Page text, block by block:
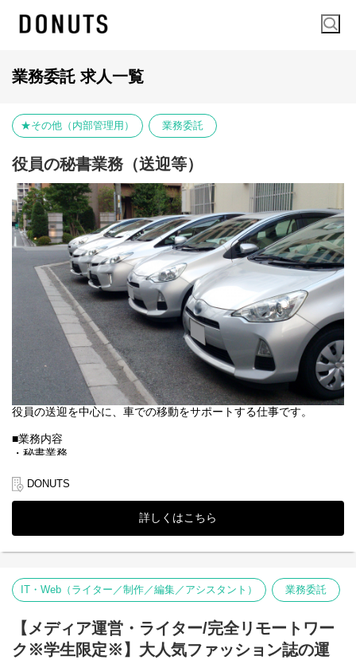
業務委託 求人一覧
★その他（内部管理用） 業務委託
役員の秘書業務（送迎等）
役員の送迎を中心に、車での移動をサポートする仕事です。
■業務内容
・秘書業務
・取引先とのイベントや外出前後の送迎
・服装、髪型基本自由
車の運転が好きな方、安全運転ができる方を募集します。
DONUTS
詳しくはこちら
IT・Web（ライター／制作／編集／アシスタント） 業務委託
【メディア運営・ライター/完全リモートワー
ク※学生限定※】大人気ファッション誌の運